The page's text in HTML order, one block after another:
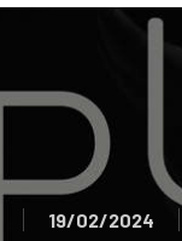
19/02/2024